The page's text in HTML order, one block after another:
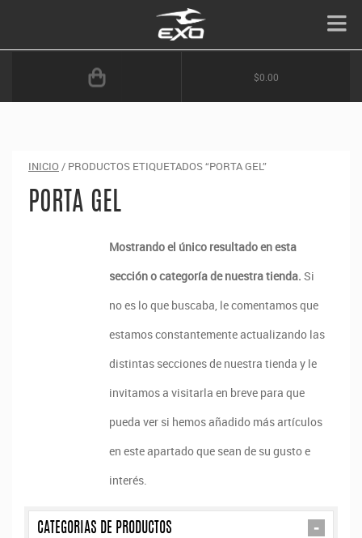
$0.00
INICIO / PRODUCTOS ETIQUETADOS “PORTA GEL”
PORTA GEL
Mostrando el único resultado en esta
sección o categoría de nuestra tienda. Si
no es lo que buscaba, le comentamos que
estamos constantemente actualizando las
distintas secciones de nuestra tienda y le
invitamos a visitarla en breve para que
pueda ver si hemos añadido más artículos
en este apartado que sean de su gusto e
interés.
-
CATEGORIAS DE PRODUCTOS